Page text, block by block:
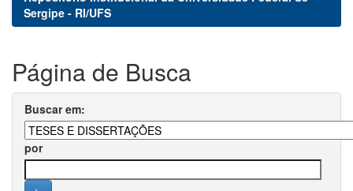
Sergipe - RI/UFS
Página de Busca
Buscar em:
por